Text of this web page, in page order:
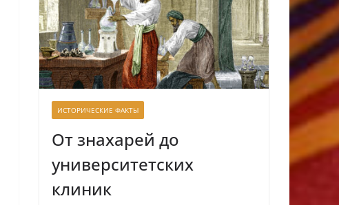
ИСТОРИЧЕСКИЕ ФАКТЫ
От знахарей до
университетских
клиник